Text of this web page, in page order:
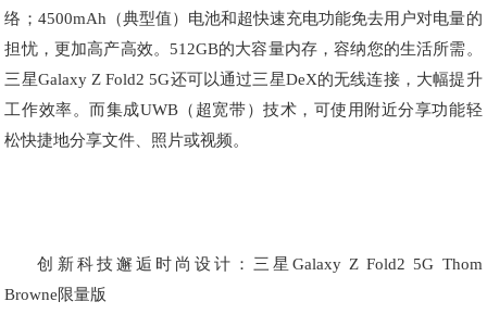
络；4500mAh（典型值）电池和超快速充电功能免去用户对电量的
担忧，更加高产高效。512GB的大容量内存，容纳您的生活所需。
三星Galaxy Z Fold2 5G还可以通过三星DeX的无线连接，大幅提升
工作效率。而集成UWB（超宽带）技术，可使用附近分享功能轻
松快捷地分享文件、照片或视频。
创新科技邂逅时尚设计：三星Galaxy Z Fold2 5G Thom
Browne限量版